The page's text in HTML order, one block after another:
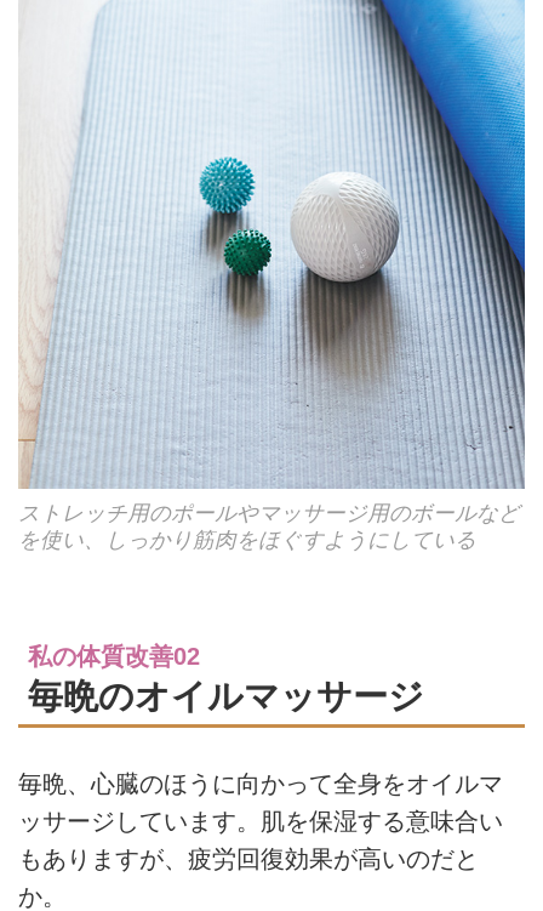
ストレッチ用のポールやマッサージ用のボールなど
を使い、しっかり筋肉をほぐすようにしている
私の体質改善02
毎晩のオイルマッサージ
毎晩、心臓のほうに向かって全身をオイルマ
ッサージしています。肌を保湿する意味合い
もありますが、疲労回復効果が高いのだと
か。